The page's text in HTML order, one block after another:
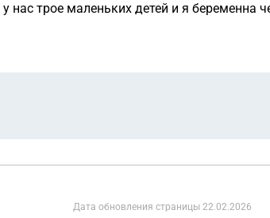
нас трое маленьких детей и я
Дата обновления страницы 22.02.2026